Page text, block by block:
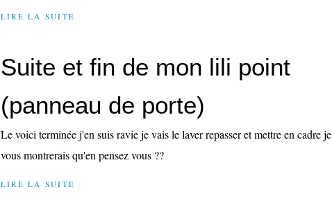
LIRE LA SUITE
Suite et fin de mon lili point
(panneau de porte)
Le voici terminée j'en suis ravie je vais le laver repasser et mettre en cadre je
vous montrerais qu'en pensez vous ??
LIRE LA SUITE